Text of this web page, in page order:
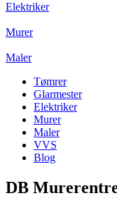
Elektriker
Murer
Maler
Tømrer
Glarmester
Elektriker
Murer
Maler
VVS
Blog
DB